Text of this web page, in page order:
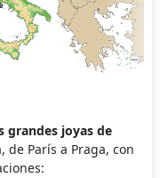
grandes joyas de
de París a Praga, con